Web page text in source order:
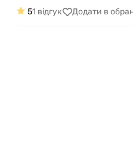
51 відгук Додати в